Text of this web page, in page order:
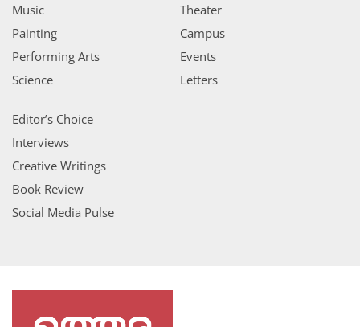
Music
Painting
Performing Arts
Science
Theater
Campus
Events
Letters
Editor’s Choice
Interviews
Creative Writings
Book Review
Social Media Pulse